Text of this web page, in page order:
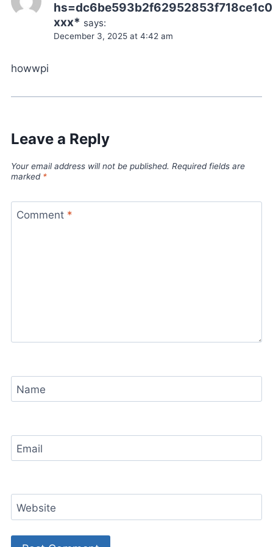
ххх* says:
December 3, 2025 at 4:42 am
howwpi
Leave a Reply
Your email address will not be published. Required fields are
marked *
Comment *
Name
Email
Website